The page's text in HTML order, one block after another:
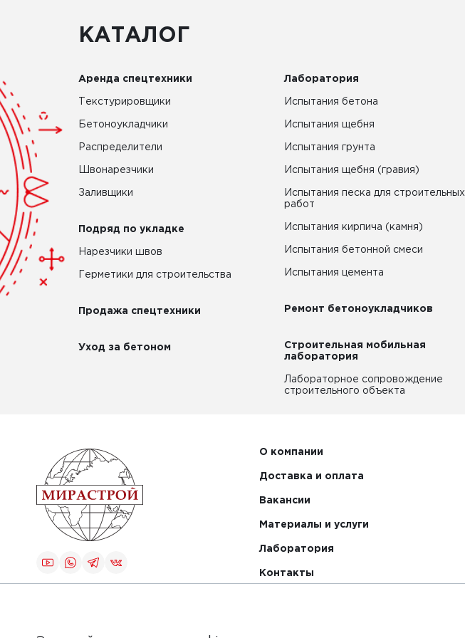
КАТАЛОГ
Аренда спецтехники
Текстурировщики
Бетоноукладчики
Распределители
Швонарезчики
Заливщики
Подряд по укладке
Нарезчики швов
Герметики для строительства
Продажа спецтехники
Уход за бетоном
Лаборатория
Испытания бетона
Испытания щебня
Испытания грунта
Испытания щебня (гравия)
Испытания песка для строительных
работ
Испытания кирпича (камня)
Испытания бетонной смеси
Испытания цемента
Ремонт бетоноукладчиков
Строительная мобильная
лаборатория
Лабораторное сопровождение
строительного объекта
О компании
Доставка и оплата
Вакансии
Материалы и услуги
Лаборатория
Контакты